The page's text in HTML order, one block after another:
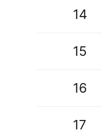
14
15
16
17